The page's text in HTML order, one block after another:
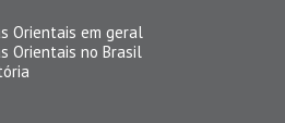
Orientais em geral
Orientais no Brasil